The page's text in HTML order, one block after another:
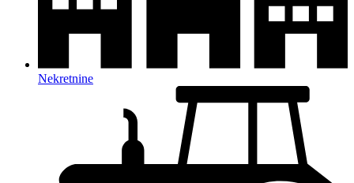
Nekretnine